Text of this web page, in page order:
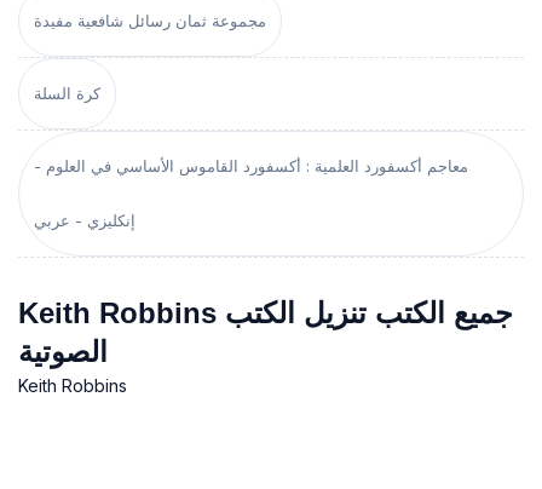
مجموعة ثمان رسائل شافعية مفيدة
كرة السلة
معاجم أكسفورد العلمية : أكسفورد القاموس الأساسي في العلوم -
إنكليزي - عربي
Keith Robbins جميع الكتب تنزيل الكتب
الصوتية
Keith Robbins